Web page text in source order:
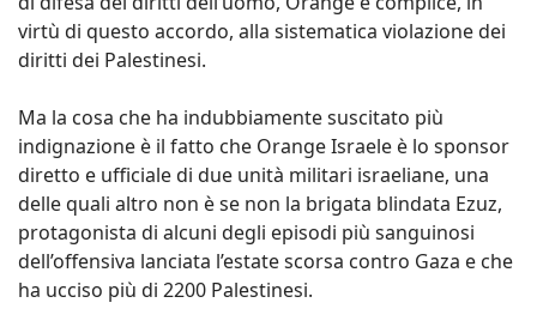
virtù di questo accordo, alla sistematica violazione dei
diritti dei Palestinesi.
Ma la cosa che ha indubbiamente suscitato più
indignazione è il fatto che Orange Israele è lo sponsor
diretto e ufficiale di due unità militari israeliane, una
delle quali altro non è se non la brigata blindata Ezuz,
protagonista di alcuni degli episodi più sanguinosi
dell’offensiva lanciata l’estate scorsa contro Gaza e che
ha ucciso più di 2200 Palestinesi.